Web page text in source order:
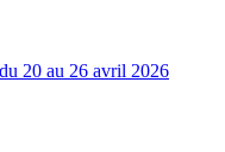
20 au 26 avril 2026